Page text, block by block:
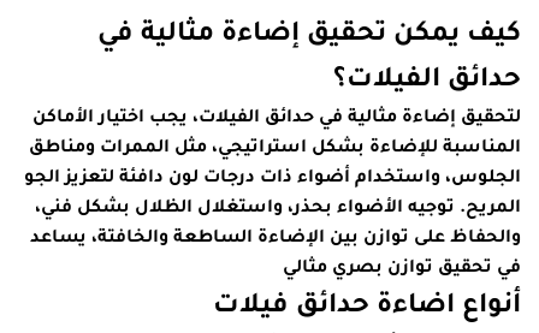
كيف يمكن تحقيق إضاءة مثالية في
حدائق الفيلات؟
لتحقيق إضاءة مثالية في حدائق الفيلات، يجب اختيار الأماكن
المناسبة للإضاءة بشكل استراتيجي، مثل الممرات ومناطق
الجلوس، واستخدام أضواء ذات درجات لون دافئة لتعزيز الجو
المريح. توجيه الأضواء بحذر، واستغلال الظلال بشكل فني،
والحفاظ على توازن بين الإضاءة الساطعة والخافتة، يساعد
في تحقيق توازن بصري مثالي
أنواع اضاءة حدائق فيلات